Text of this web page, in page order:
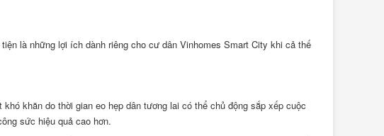
là những lợi ích dành riêng cho cư dân Vinhomes Smart City khi cả thế
khăn do thời gian eo hẹp dân tương lai có thể chủ động sắp xếp cuộc
sức hiệu quả cao hơn.